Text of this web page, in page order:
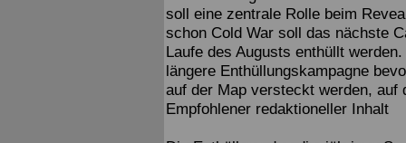
soll eine zentrale Rolle beim
schon Cold War soll das nächste
Laufe des Augusts enthüllt
längere Enthüllungskampagne
auf der Map versteckt werden,
Empfohlener redaktioneller Inhalt